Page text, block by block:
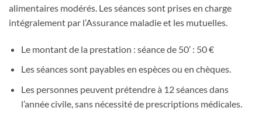
alimentaires modérés. Les séances sont prises en charge
intégralement par l’Assurance maladie et les mutuelles.
Le montant de la prestation : séance de 50’ : 50 €
Les séances sont payables en espèces ou en chèques.
Les personnes peuvent prétendre à 12 séances dans
l’année civile, sans nécessité de prescriptions médicales.